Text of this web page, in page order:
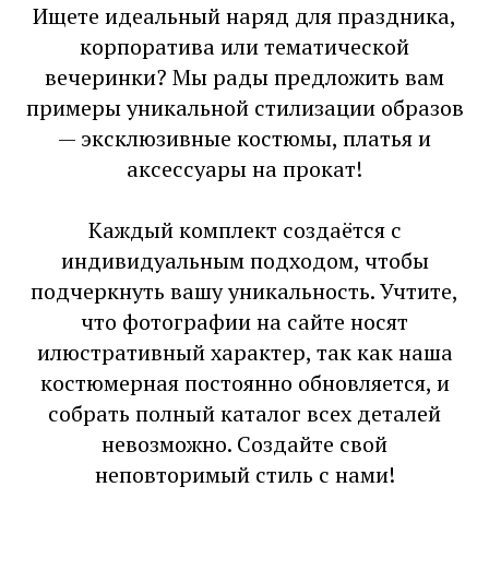
Ищете идеальный наряд для праздника,
корпоратива или тематической
вечеринки? Мы рады предложить вам
примеры уникальной стилизации образов
— эксклюзивные костюмы, платья и
аксессуары на прокат!
Каждый комплект создаётся с
индивидуальным подходом, чтобы
подчеркнуть вашу уникальность. Учтите,
что фотографии на сайте носят
илюстративный характер, так как наша
костюмерная постоянно обновляется, и
собрать полный каталог всех деталей
невозможно. Создайте свой
неповторимый стиль с нами!